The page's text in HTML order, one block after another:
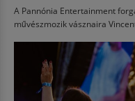
A Pannónia Entertainment
művészmozik vásznaira